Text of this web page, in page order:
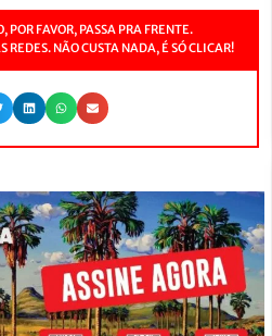
FAVOR, PASSA PRA FRENTE.
REDES. NÃO CUSTA NADA, É SÓ CLICAR!